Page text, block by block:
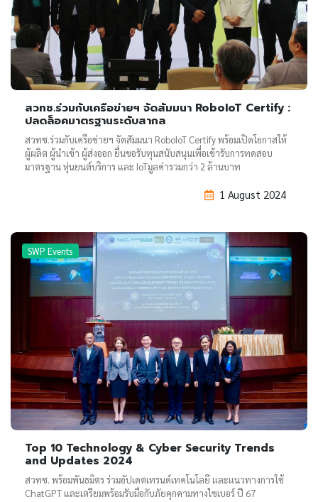
สวทช.ร่วมกับเครือข่ายฯ จัดสัมมนา RoboIoT Certify :
ปลดล็อคมาตรฐานระดับสากล
สวทช.ร่วมกับเครือข่ายฯ จัดสัมมนา RoboIoT Certify พร้อมเปิดโอกาสให้
ผู้ผลิต ผู้นำเข้า ผู้ส่งออก ยื่นขอรับทุนสนับสนุนเพื่อเข้ารับการทดสอบ
มาตรฐาน หุ่นยนต์บริการ และ IoTมูลค่ารวมกว่า 2 ล้านบาท
1 August 2024
SWP Events
Top 10 Technology & Cyber Security Trends
and Updates 2024
สวทช. พร้อมพันธมิตร ร่วมอัปเดตเทรนด์เทคโนโลยี และแนวทางการใช้
ChatGPT และเตรียมพร้อมรับมือกับภัยคุกคามทางไซเบอร์ ปี 67